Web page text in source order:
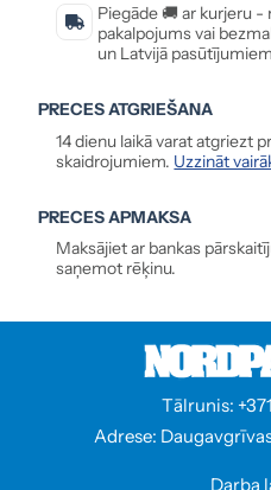
Piegāde 🚚 ar kurjeru -
pakalpojums vai
un Latvijā
PRECES ATGRIEŠANA
14 dienu laikā varat atgriezt
skaidrojumiem. Uzzināt
PRECES APMAKSA
Maksājiet ar bankas
saņemot rēķinu.
Tālrunis:
Adrese:
Darba